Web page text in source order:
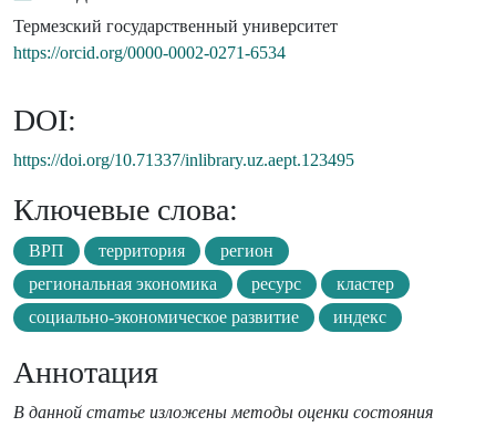
Термезский государственный университет
https://orcid.org/0000-0002-0271-6534
DOI:
https://doi.org/10.71337/inlibrary.uz.aept.123495
Ключевые слова:
ВРП территория
регион
региональная экономика
ресурс
кластер
социально-экономическое развитие
индекс
Аннотация
В данной статье изложены методы оценки состояния